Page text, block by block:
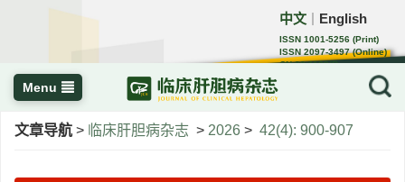
中文 English
ISSN 1001-5256 (Print)
ISSN 2097-3497 (Online)
CN 22-1108/R
Menu
文章导航 > 临床肝胆病杂志 > 2026 > 42(4): 900-907